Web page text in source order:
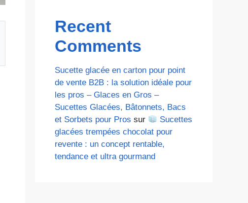
Recent
Comments
Sucette glacée en carton pour point
de vente B2B : la solution idéale pour
les pros – Glaces en Gros –
Sucettes Glacées, Bâtonnets, Bacs
et Sorbets pour Pros sur
Sucettes
glacées trempées chocolat pour
revente : un concept rentable,
tendance et ultra gourmand